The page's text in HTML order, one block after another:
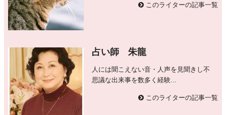
このライターの記事一覧
占い師 朱龍
人には聞こえない音・人声を見聞きし不
思議な出来事を数多く経験...
このライターの記事一覧